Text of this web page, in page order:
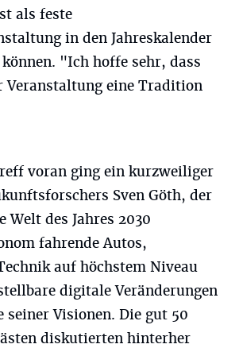
als feste
in den Jahreskalender
"Ich hoffe sehr, dass
Veranstaltung eine Tradition
voran ging ein kurzweiliger
Sven Göth, der
Welt des Jahres 2030
fahrende Autos,
auf höchstem Niveau
digitale Veränderungen
seiner Visionen. Die gut 50
diskutierten hinterher